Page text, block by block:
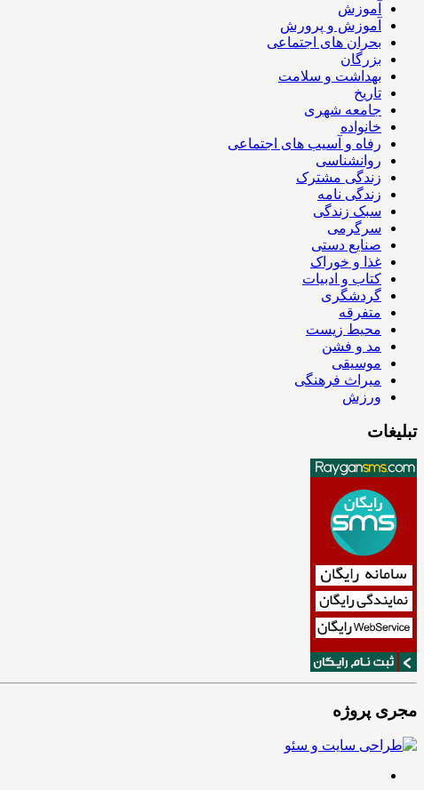
آموزش
آموزش و پرورش
بحران های اجتماعی
بزرگان
بهداشت و سلامت
تاریخ
جامعه شهری
خانواده
رفاه و آسیب های اجتماعی
روانشناسی
زندگی مشترک
زندگی نامه
سبک زندگی
سرگرمی
صنایع دستی
غذا و خوراک
کتاب و ادبیات
گردشگری
متفرقه
محیط زیست
مد و فشن
موسیقی
میراث فرهنگی
ورزش
تبلیغات
مجری پروژه